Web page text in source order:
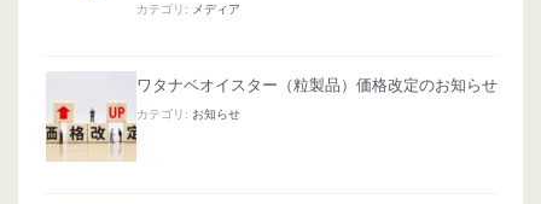
カテゴリ: メディア
ワタナベオイスター（粒製品）価格改定のお知らせ
カテゴリ: お知らせ